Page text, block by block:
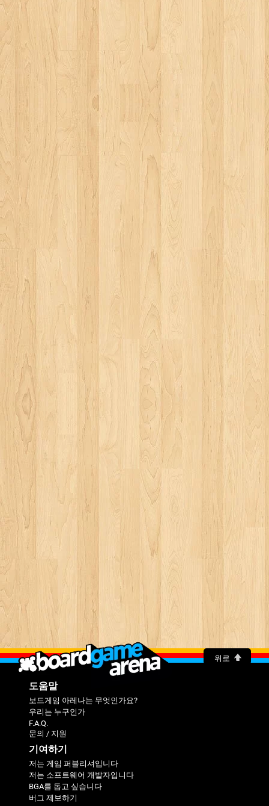
위로
도움말
보드게임 아레나는 무엇인가요?
우리는 누구인가
F.A.Q.
문의 / 지원
기여하기
저는 게임 퍼블리셔입니다
저는 소프트웨어 개발자입니다
BGA를 돕고 싶습니다
버그 제보하기